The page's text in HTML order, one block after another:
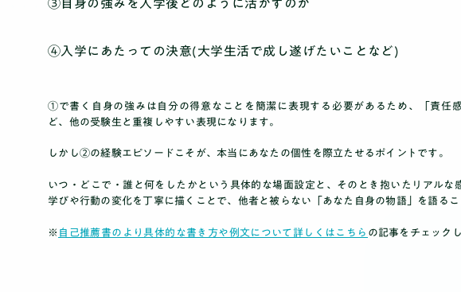
③自身の強みを入学後どのように活かすのか
④入学にあたっての決意(大学生活で成し遂げたいことなど)
①で書く自身の強みは自分の得意なことを簡潔に表現する必要があるため、「責任
ど、他の受験生と重複しやすい表現になります。
しかし②の経験エピソードこそが、本当にあなたの個性を際立たせるポイント です。
いつ・どこで・誰と何をしたかという具体的な場面設定と、そのとき抱いたリアルな
学びや行動の変化を丁寧に描くことで、他者と被らない「あなた自身の物語」を語るこ
※ 自己推薦書のより具体的な書き方や例文について詳しくはこちら の記事をチェック